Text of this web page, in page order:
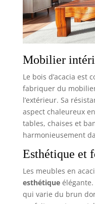
Mobilier
Le bois d’acacia est
fabriquer du
l’extérieur. Sa
aspect chaleureux
tables, chaises et
harmonieusement
Esthétique et
Les meubles en
esthétiqueélégante.
qui varie du brun